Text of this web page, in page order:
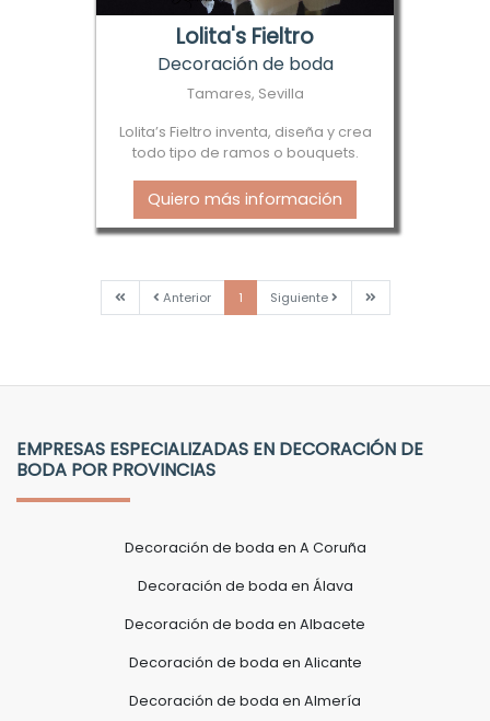
Lolita's Fieltro
Decoración de boda
Tamares, Sevilla
Lolita’s Fieltro inventa, diseña y crea
todo tipo de ramos o bouquets.
Quiero más información
PrimeraAnteriorAnterior
1 Siguiente SiguienteÚltima
EMPRESAS ESPECIALIZADAS EN DECORACIÓN DE
BODA POR PROVINCIAS
Decoración de boda en A Coruña
Decoración de boda en Álava
Decoración de boda en Albacete
Decoración de boda en Alicante
Decoración de boda en Almería